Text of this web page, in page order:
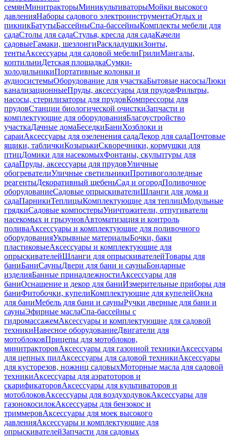
семянМинитракторыМиникультиваторыМойки высокого
давленияНаборы садового электроинструментаОтдых и
пикникБатутыБассейныСпа-бассейныКомплекты мебели для
садаСтолы для садаСтулья, кресла для садаКачели
садовыеГамаки, шезлонгиРаскладушкиЗонты,
тентыАксессуары для садовой мебелиГрилиМангалы,
коптильниДетская площадкаСумки-
холодильникиПортативные колонки и
аудиосистемыОборудование для участкаБытовые насосыЛюки
канализационныеПруды, аксессуары для прудовФильтры,
насосы, стерилизаторы для прудовКомпрессоры для
прудовСтанции биологической очисткиЗапчасти и
комплектующие для оборудованияБлагоустройство
участкаДачные домаБеседкиБаниХозблоки и
сараиАксессуары для озеленения садаДекор для садаПочтовые
ящики, табличкиКозырькиСкворечники, кормушки для
птицДомики для насекомыхФонтаны, скульптуры для
садаПруды, аксессуары для прудовУличные
обогревателиУличные светильникиПротивогололедные
реагентыДекоративный щебеньСад и огородПоливочное
оборудованиеСадовые опрыскивателиШланги для дома и
садаПарникиТеплицыКомплектующие для теплицМодульные
грядкиСадовые компостерыУничтожители, отпугиватели
насекомых и грызуновАвтоматизация и контроль
поливаАксессуары и комплектующие для поливочного
оборудованияУкрывные материалыБочки, баки
пластиковыеАксессуары и комплектующие для
опрыскивателейШланги для опрыскивателейТовары для
баниБаниСауныДвери для бани и сауныБондарные
изделияБанные принадлежностиАксессуары для
баниОснащение и декор для баниИзмерительные приборы для
баниФитобочки, купелиКомплектующие для купелейОкна
для баниМебель для бани и сауныРучки дверные для бани и
сауныЭфирные маслаСпа-бассейны с
гидромассажемАксессуары и комплектующие для садовой
техникиНавесное оборудованиеДвигатели для
мотоблоковПрицепы для мотоблоков,
минитракторовАксессуары для газонной техникиАксессуары
для цепных пилАксессуары для садовой техникиАксессуары
для кусторезов, ножниц садовыхМоторные масла для садовой
техникиАксессуары для аэратоторов и
скарификаторовАксессуары для культиваторов и
мотоблоковАксессуары для воздуходувокАксессуары для
газонокосилокАксессуары для бензокос и
триммеровАксессуары для моек высокого
давленияАксессуары и комплектующие для
опрыскивателейЗапчасти для садовых